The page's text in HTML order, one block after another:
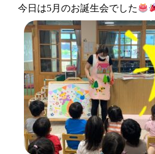
今日は5月のお誕生会でした